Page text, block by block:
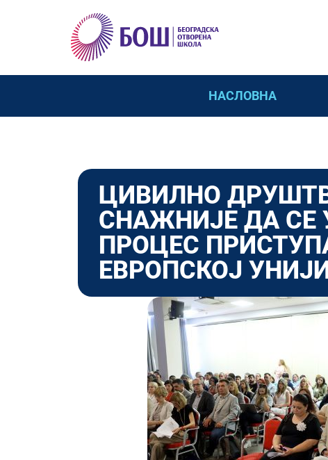
НАСЛОВНА
ЦИВИЛНО
СНАЖНИЈЕ ДА СЕ
ПРОЦЕС
ЕВРОПСКОЈ